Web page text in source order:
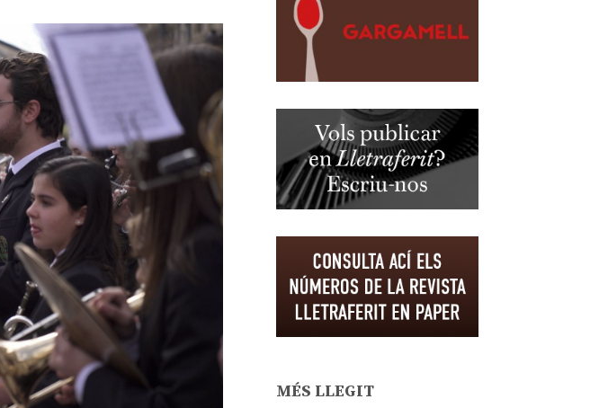
MÉS LLEGIT